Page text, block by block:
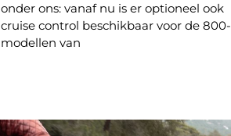
onder ons: vanaf nu is er optioneel ook
cruise control beschikbaar voor de 800-
modellen van